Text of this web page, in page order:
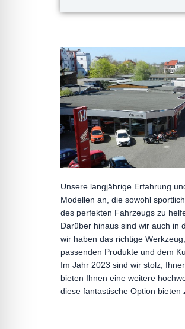
Unsere langjährige Erfahrung
Modellen an, die sowohl
des perfekten Fahrzeugs zu
Darüber hinaus sind wir auch in
wir haben das richtige
passenden Produkte und dem
Im Jahr 2023 sind wir stolz,
bieten Ihnen eine weitere
diese fantastische Option bieten